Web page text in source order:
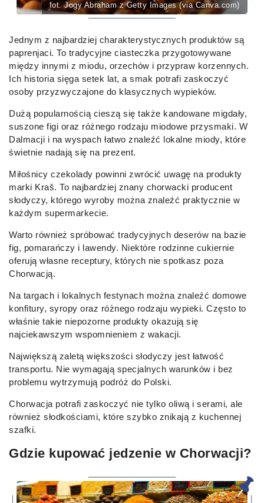
fot. Jogy Abraham z Getty Images (via Canva.com)
Jednym z najbardziej charakterystycznych produktów są
paprenjaci. To tradycyjne ciasteczka przygotowywane
między innymi z miodu, orzechów i przypraw korzennych.
Ich historia sięga setek lat, a smak potrafi zaskoczyć
osoby przyzwyczajone do klasycznych wypieków.
Dużą popularnością cieszą się także kandowane migdały,
suszone figi oraz różnego rodzaju miodowe przysmaki. W
Dalmacji i na wyspach łatwo znaleźć lokalne miody, które
świetnie nadają się na prezent.
Miłośnicy czekolady powinni zwrócić uwagę na produkty
marki Kraš. To najbardziej znany chorwacki producent
słodyczy, którego wyroby można znaleźć praktycznie w
każdym supermarkecie.
Warto również spróbować tradycyjnych deserów na bazie
fig, pomarańczy i lawendy. Niektóre rodzinne cukiernie
oferują własne receptury, których nie spotkasz poza
Chorwacją.
Na targach i lokalnych festynach można znaleźć domowe
konfitury, syropy oraz różnego rodzaju wypieki. Często to
właśnie takie niepozorne produkty okazują się
najciekawszym wspomnieniem z wakacji.
Największą zaletą większości słodyczy jest łatwość
transportu. Nie wymagają specjalnych warunków i bez
problemu wytrzymują podróż do Polski.
Chorwacja potrafi zaskoczyć nie tylko oliwą i serami, ale
również słodkościami, które szybko znikają z kuchennej
szafki.
Gdzie kupować jedzenie w Chorwacji?